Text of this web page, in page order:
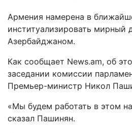
Армения намерена в
институализировать мирный
Азербайджаном.
Как сообщает News.am, об
заседании комиссии
Премьер-министр Никол
«Мы будем работать в этом
сказал Пашинян.